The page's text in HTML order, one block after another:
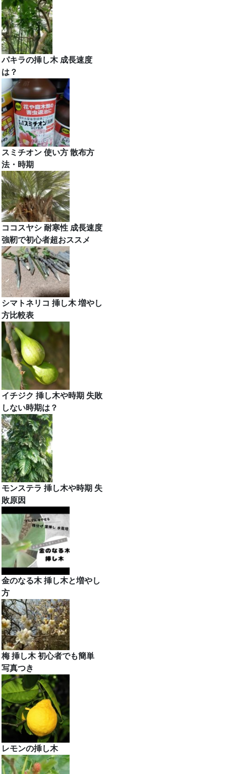
パキラの挿し木 成長速度
は？
スミチオン 使い方 散布方
法・時期
ココスヤシ 耐寒性 成長速度
強靭で初心者超おススメ
シマトネリコ 挿し木 増やし
方比較表
イチジク 挿し木や時期 失敗
しない時期は？
モンステラ 挿し木や時期 失
敗原因
金のなる木 挿し木と増やし
方
梅 挿し木 初心者でも簡単
写真つき
レモンの挿し木